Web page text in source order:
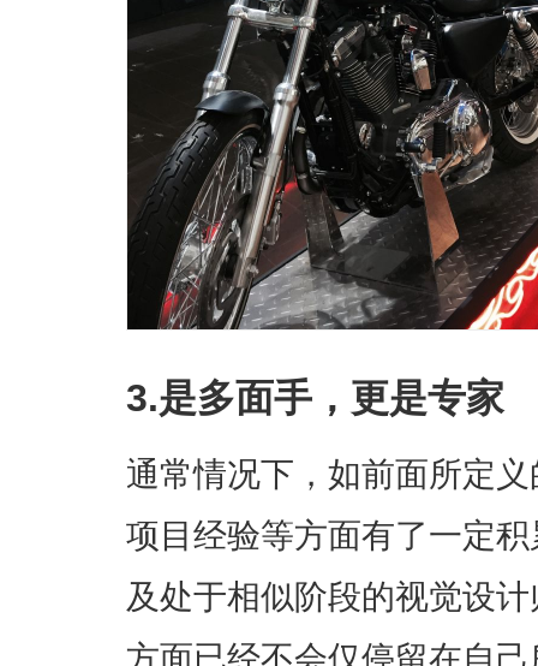
3.是多面手，更是专家
通常情况下，如前面所定
项目经验等方面有了一定
及处于相似阶段的视觉设
方面已经不会仅停留在自